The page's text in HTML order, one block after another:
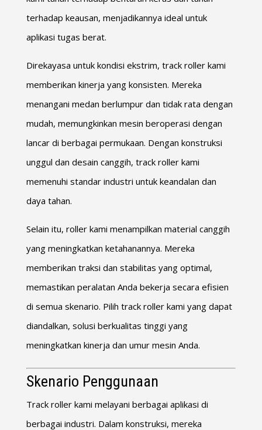
terhadap keausan, menjadikannya ideal untuk
aplikasi tugas berat.
Direkayasa untuk kondisi ekstrim, track roller kami
memberikan kinerja yang konsisten. Mereka
menangani medan berlumpur dan tidak rata dengan
mudah, memungkinkan mesin beroperasi dengan
lancar di berbagai permukaan. Dengan konstruksi
unggul dan desain canggih, track roller kami
memenuhi standar industri untuk keandalan dan
daya tahan.
Selain itu, roller kami menampilkan material canggih
yang meningkatkan ketahanannya. Mereka
memberikan traksi dan stabilitas yang optimal,
memastikan peralatan Anda bekerja secara efisien
di semua skenario. Pilih track roller kami yang dapat
diandalkan, solusi berkualitas tinggi yang
meningkatkan kinerja dan umur mesin Anda.
Skenario Penggunaan
Track roller kami melayani berbagai aplikasi di
berbagai industri. Dalam konstruksi, mereka